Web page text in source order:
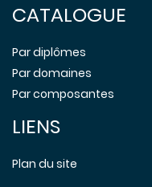
CATALOGUE
Par diplômes
Par domaines
Par composantes
LIENS
Plan du site